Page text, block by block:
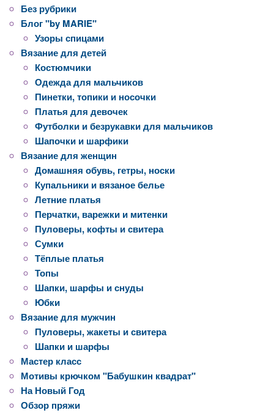
Без рубрики
Блог "by MARIE"
Узоры спицами
Вязание для детей
Костюмчики
Одежда для мальчиков
Пинетки, топики и носочки
Платья для девочек
Футболки и безрукавки для мальчиков
Шапочки и шарфики
Вязание для женщин
Домашняя обувь, гетры, носки
Купальники и вязаное белье
Летние платья
Перчатки, варежки и митенки
Пуловеры, кофты и свитера
Сумки
Тёплые платья
Топы
Шапки, шарфы и снуды
Юбки
Вязание для мужчин
Пуловеры, жакеты и свитера
Шапки и шарфы
Мастер класс
Мотивы крючком "Бабушкин квадрат"
На Новый Год
Обзор пряжи